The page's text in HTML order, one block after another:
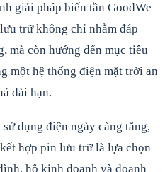
giải pháp biến tần GoodWe
trữ không chỉ nhằm đáp
mà còn hướng đến mục tiêu
một hệ thống điện mặt trời an
dài hạn.
dụng điện ngày càng tăng,
hợp pin lưu trữ là lựa chọn
hộ kinh doanh và doanh